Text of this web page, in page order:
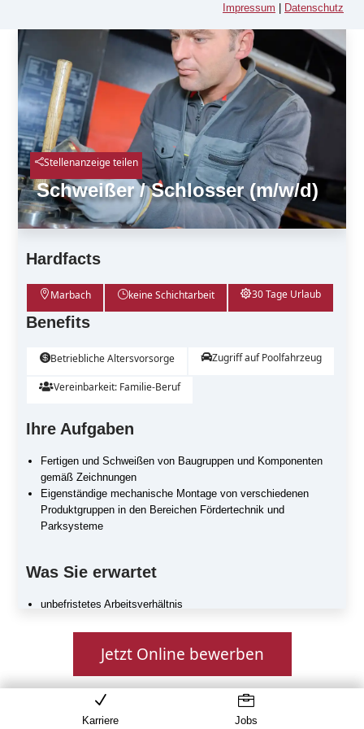
Impressum Datenschutz
Karriere Jobs
Hardfacts
 Marbach }keine Schichtarbeit 30 Tage Urlaub
Benefits
Betriebliche Altersvorsorge Zugriff auf Poolfahrzeug
Vereinbarkeit: Familie-Beruf
Ihre Aufgaben
Fertigen und Schweißen von Baugruppen und Komponenten
gemäß Zeichnungen
Eigenständige mechanische Montage von verschiedenen
Produktgruppen in den Bereichen Fördertechnik und
Parksysteme
Was Sie erwartet
unbefristetes Arbeitsverhältnis
Tätigkeitsbereich
Stellenanzeige teilen
Schweißer / Schlosser (m/w/d)
Jetzt Online bewerben
Karriere Jobs